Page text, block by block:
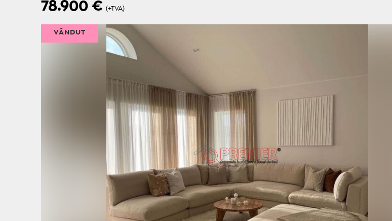
78.900€ (+TVA)
VÂNDUT